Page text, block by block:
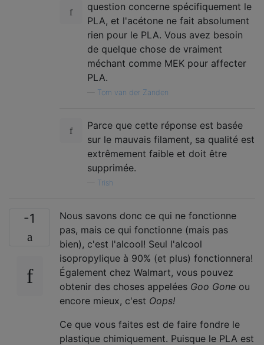
question concerne spécifiquement le
PLA, et l'acétone ne fait absolument
rien pour le PLA. Vous avez besoin
de quelque chose de vraiment
méchant comme MEK pour affecter
PLA.
Tom van der Zanden
Parce que cette réponse est basée
sur le mauvais filament, sa qualité est
extrêmement faible et doit être
supprimée.
Trish
-1
Nous savons donc ce qui ne fonctionne
pas, mais ce qui fonctionne (mais pas
bien), c'est l'alcool! Seul l'alcool
isopropylique à 90% (et plus) fonctionnera!
Également chez Walmart, vous pouvez
obtenir des choses appelées Goo Gone ou
encore mieux, c'est Oops!
Ce que vous faites est de faire fondre le
plastique chimiquement. Puisque le PLA est